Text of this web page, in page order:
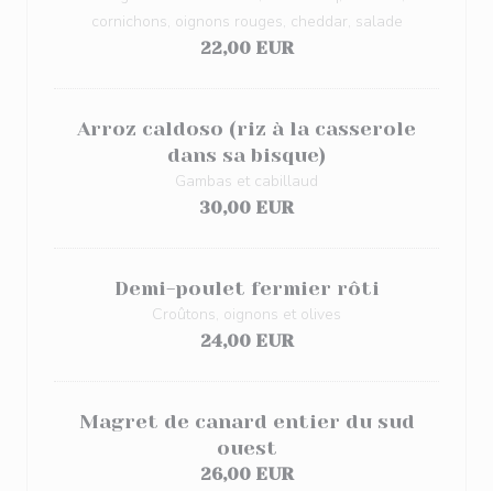
cornichons, oignons rouges, cheddar, salade
22,00 EUR
Arroz caldoso (riz à la casserole
dans sa bisque)
Gambas et cabillaud
30,00 EUR
Demi-poulet fermier rôti
Croûtons, oignons et olives
24,00 EUR
Magret de canard entier du sud
ouest
26,00 EUR